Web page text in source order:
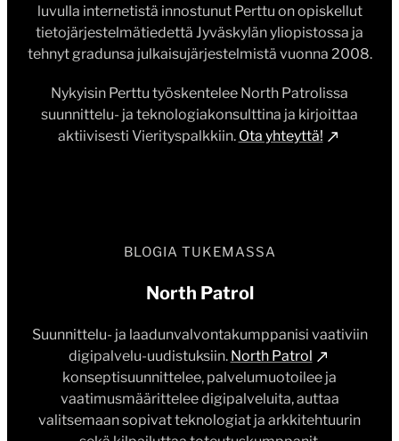
luvulla internetistä innostunut Perttu on opiskellut
tietojärjestelmätiedettä Jyväskylän yliopistossa ja
tehnyt gradunsa julkaisujärjestelmistä vuonna 2008.
Nykyisin Perttu työskentelee North Patrolissa
suunnittelu- ja teknologiakonsulttina ja kirjoittaa
aktiivisesti Vierityspalkkiin. Ota yhteyttä!
BLOGIA TUKEMASSA
North Patrol
Suunnittelu- ja laadunvalvontakumppanisi vaativiin
digipalvelu-uudistuksiin. North Patrol
konseptisuunnittelee, palvelumuotoilee ja
vaatimusmäärittelee digipalveluita, auttaa
valitsemaan sopivat teknologiat ja arkkitehtuurin